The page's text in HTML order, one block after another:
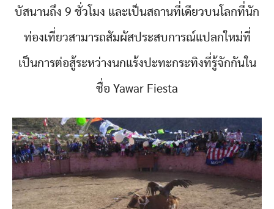
บัสนานถึง 9 ชั่วโมง และเป็นสถานที่เดียวบนโลกที่นัก
ท่องเที่ยวสามารถสัมผัสประสบการณ์แปลกใหม่ที่
เป็นการต่อสู้ระหว่างนกแร้งปะทะกระทิงที่รู้จักกันใน
ชื่อ Yawar Fiesta